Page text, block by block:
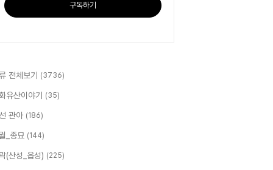
구독하기
전체보기 (3736)
유산이야기 (35)
관아 (186)
_종묘 (144)
(산성_읍성) (225)